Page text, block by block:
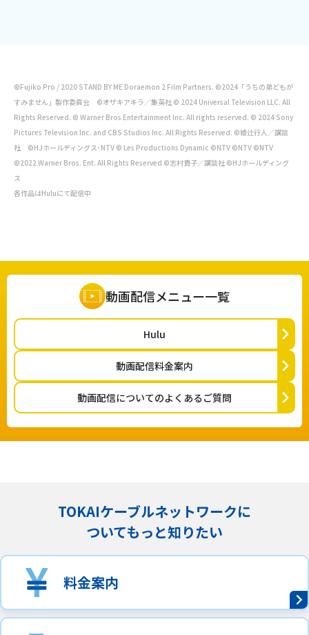
©Fujiko Pro / 2020 STAND BY ME Doraemon 2 Film Partners. ©2024「うちの弟どもが
すみません」製作委員会 ©オザキアキラ／集英社 © 2024 Universal Television LLC. All
Rights Reserved. © Warner Bros Entertainment Inc. All rights reserved. © 2024 Sony
Pictures Television Inc. and CBS Studios Inc. All Rights Reserved. ©綾辻行人／講談
社 ©HJホールディングス･NTV © Les Productions Dynamic ©NTV ©NTV ©NTV
©2022 Warner Bros. Ent. All Rights Reserved ©志村貴子／講談社 ©HJホールディング
ス
各作品はHuluにて配信中
動画配信メニュー一覧
Hulu
動画配信料金案内
動画配信についてのよくあるご質問
TOKAIケーブルネットワークに
ついてもっと知りたい
料金案内